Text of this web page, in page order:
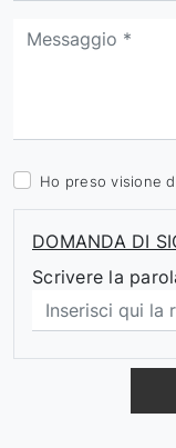
Ho preso visione
DOMANDA DI
Scrivere la